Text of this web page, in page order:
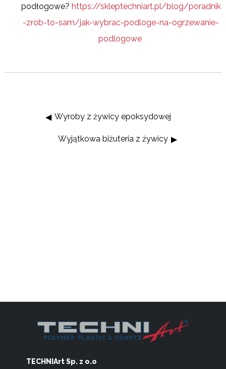
podłogowe? https://skleptechniart.pl/blog/poradnik
-zrob-to-sam/jak-wybrac-podloge-na-ogrzewanie-
podlogowe
Wyroby z żywicy epoksydowej
Wyjątkowa biżuteria z żywicy
TECHNIArt Sp. z o.o